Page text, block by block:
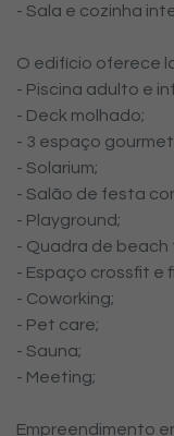
- Sala e cozinha
O edifício oferece
- Piscina adulto e
- Deck molhado;
- 3 espaço
- Solarium;
- Salão de festa
- Playground;
- Quadra de beach
- Espaço crossfit e
- Coworking;
- Pet care;
- Sauna;
- Meeting;
Empreendimento